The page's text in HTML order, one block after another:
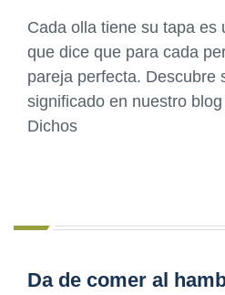
Cada olla tiene su tapa es
que dice que para cada
pareja perfecta. Descubre
significado en nuestro
Dichos
Da de comer al